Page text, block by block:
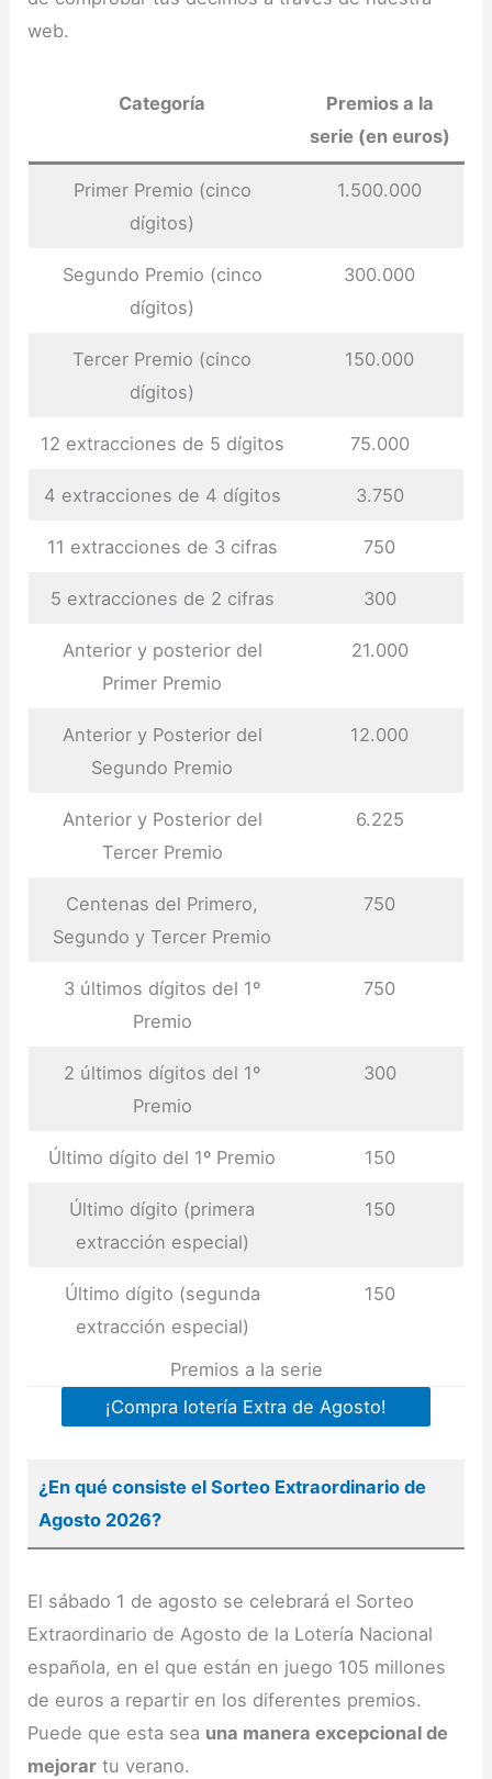
web.
Categoría
Premios a la
serie (en euros)
Primer Premio (cinco
dígitos)
1.500.000
Segundo Premio (cinco
dígitos)
300.000
Tercer Premio (cinco
dígitos)
150.000
12 extracciones de 5 dígitos 75.000
4 extracciones de 4 dígitos 3.750
11 extracciones de 3 cifras 750
5 extracciones de 2 cifras 300
Anterior y posterior del
Primer Premio
21.000
Anterior y Posterior del
Segundo Premio
12.000
Anterior y Posterior del
Tercer Premio
6.225
Centenas del Primero,
Segundo y Tercer Premio
750
3 últimos dígitos del 1º
Premio
750
2 últimos dígitos del 1º
Premio
300
Último dígito del 1º Premio 150
Último dígito (primera
extracción especial)
150
Último dígito (segunda
extracción especial)
150
Premios a la serie
¡Compra lotería Extra de Agosto!
¿En qué consiste el Sorteo Extraordinario de
Agosto 2026?
El sábado 1 de agosto se celebrará el Sorteo
Extraordinario de Agosto de la Lotería Nacional
española, en el que están en juego 105 millones
de euros a repartir en los diferentes premios.
Puede que esta sea una manera excepcional de
mejorar tu verano.